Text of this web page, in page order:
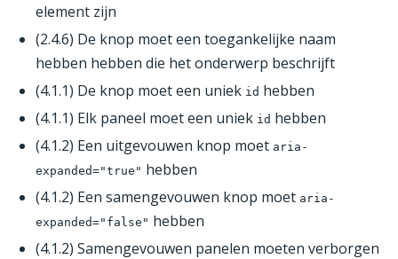
element zijn
(2.4.6) De knop moet een toegankelijke naam
hebben hebben die het onderwerp beschrijft
(4.1.1) De knop moet een uniek id hebben
(4.1.1) Elk paneel moet een uniek id hebben
(4.1.2) Een uitgevouwen knop moet aria-
expanded="true" hebben
(4.1.2) Een samengevouwen knop moet aria-
expanded="false" hebben
(4.1.2) Samengevouwen panelen moeten verborgen